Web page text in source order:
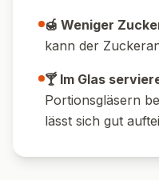
🍯 Weniger
kann der
🍸 Im Glas
Portionsgläsern
lässt sich gut